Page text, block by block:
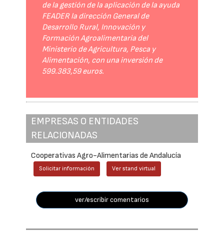
de la gestión de la aplicación de la ayuda
FEADER la dirección General de
Desarrollo Rural, Innovación y
Formación Agroalimentaria del
Ministerio de Agricultura, Pesca y
Alimentación, con una inversión de
599.383,59 euros.
EMPRESAS O ENTIDADES
RELACIONADAS
Cooperativas Agro-Alimentarias de Andalucía
Solicitar información Ver stand virtual
ver/escribir comentarios